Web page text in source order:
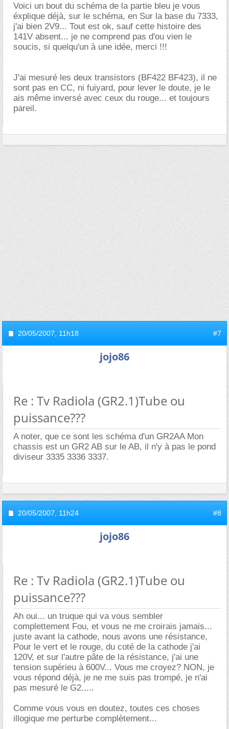
Voici un bout du schéma de la partie bleu je vous
éxplique déjà, sur le schéma, en Sur la base du 7333,
j'ai bien 2V9... Tout est ok, sauf cette histoire des
141V absent... je ne comprend pas d'ou vien le
soucis, si quelqu'un à une idée, merci !!!
J'ai mesuré les deux transistors (BF422 BF423), il ne
sont pas en CC, ni fuiyard, pour lever le doute, je le
ais même inversé avec ceux du rouge... et toujours
pareil.
20/05/2007, 11h18 #7
jojo86
Re : Tv Radiola (GR2.1)Tube ou
puissance???
A noter, que ce sont les schéma d'un GR2AA Mon
chassis est un GR2 AB sur le AB, il n'y à pas le pond
diviseur 3335 3336 3337.
20/05/2007, 11h24 #8
jojo86
Re : Tv Radiola (GR2.1)Tube ou
puissance???
Ah oui... un truque qui va vous sembler
complettement Fou, et vous ne me croirais jamais...
juste avant la cathode, nous avons une résistance,
Pour le vert et le rouge, du coté de la cathode j'ai
120V, et sur l'autre pâte de la résistance, j'ai une
tension supérieu à 600V... Vous me croyez? NON, je
vous répond déjà, je ne me suis pas trompé, je n'ai
pas mesuré le G2.....
Comme vous vous en doutez, toutes ces choses
illogique me perturbe complètement...